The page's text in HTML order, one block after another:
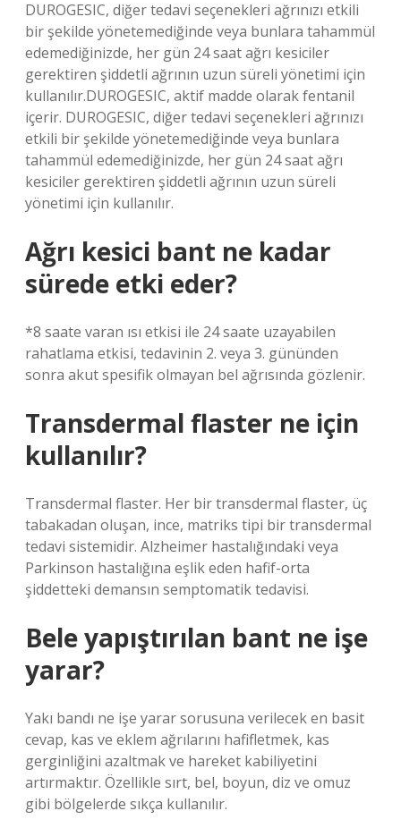
DUROGESIC, diğer tedavi seçenekleri ağrınızı etkili
bir şekilde yönetemediğinde veya bunlara tahammül
edemediğinizde, her gün 24 saat ağrı kesiciler
gerektiren şiddetli ağrının uzun süreli yönetimi için
kullanılır.DUROGESIC, aktif madde olarak fentanil
içerir. DUROGESIC, diğer tedavi seçenekleri ağrınızı
etkili bir şekilde yönetemediğinde veya bunlara
tahammül edemediğinizde, her gün 24 saat ağrı
kesiciler gerektiren şiddetli ağrının uzun süreli
yönetimi için kullanılır.
Ağrı kesici bant ne kadar
sürede etki eder?
*8 saate varan ısı etkisi ile 24 saate uzayabilen
rahatlama etkisi, tedavinin 2. veya 3. gününden
sonra akut spesifik olmayan bel ağrısında gözlenir.
Transdermal flaster ne için
kullanılır?
Transdermal flaster. Her bir transdermal flaster, üç
tabakadan oluşan, ince, matriks tipi bir transdermal
tedavi sistemidir. Alzheimer hastalığındaki veya
Parkinson hastalığına eşlik eden hafif-orta
şiddetteki demansın semptomatik tedavisi.
Bele yapıştırılan bant ne işe
yarar?
Yakı bandı ne işe yarar sorusuna verilecek en basit
cevap, kas ve eklem ağrılarını hafifletmek, kas
gerginliğini azaltmak ve hareket kabiliyetini
artırmaktır. Özellikle sırt, bel, boyun, diz ve omuz
gibi bölgelerde sıkça kullanılır.